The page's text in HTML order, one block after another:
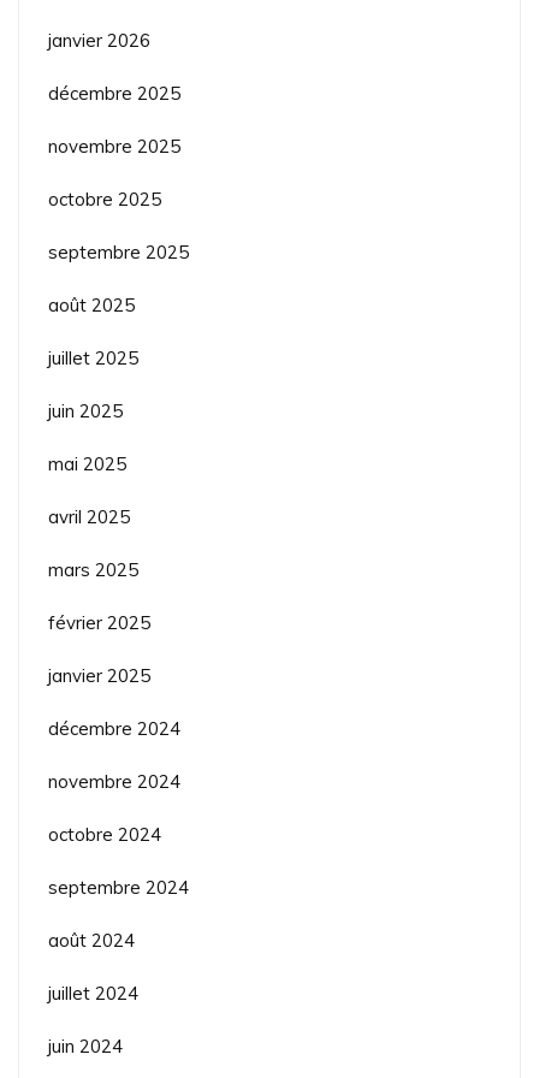
janvier 2026
décembre 2025
novembre 2025
octobre 2025
septembre 2025
août 2025
juillet 2025
juin 2025
mai 2025
avril 2025
mars 2025
février 2025
janvier 2025
décembre 2024
novembre 2024
octobre 2024
septembre 2024
août 2024
juillet 2024
juin 2024